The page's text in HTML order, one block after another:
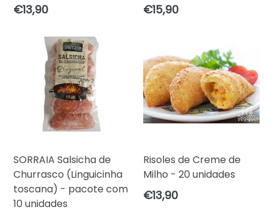
Preço
€13,90
Preço
€15,90
SORRAIA Salsicha de
Churrasco (Linguicinha
toscana) - pacote com
10 unidades
Risoles de Creme de
Milho - 20 unidades
Preço
€13,90